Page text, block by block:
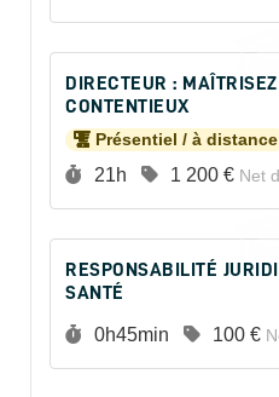
DIRECTEUR :
CONTENTIEUX
Présentiel / à distance
Durée :
21h Prix :
1 200 € Net
RESPONSABILITÉ
SANTÉ
Durée :
0h45min Prix :
100 €